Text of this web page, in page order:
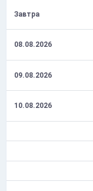
Завтра
08.08.2026
09.08.2026
10.08.2026